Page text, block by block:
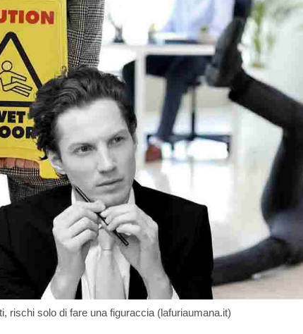
rischi solo di fare una figuraccia (lafuriaumana.it)